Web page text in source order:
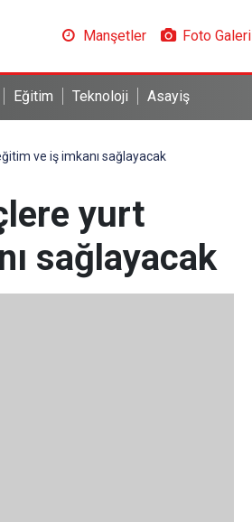
Manşetler Foto Galeri
Eğitim Teknoloji Asayiş
ve iş imkanı sağlayacak
yurt
sağlayacak